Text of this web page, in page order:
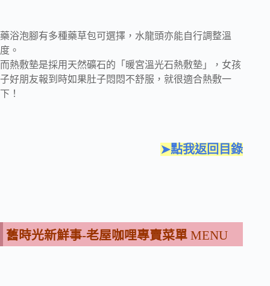
藥浴泡腳有多種藥草包可選擇，水龍頭亦能自行調整溫
度。
而熱敷墊是採用天然礦石的「暖宮溫光石熱敷墊」，女孩
子好朋友報到時如果肚子悶悶不舒服，就很適合熱敷一
下！
➤點我返回目錄
舊時光新鮮事-老屋咖哩專賣菜單 MENU